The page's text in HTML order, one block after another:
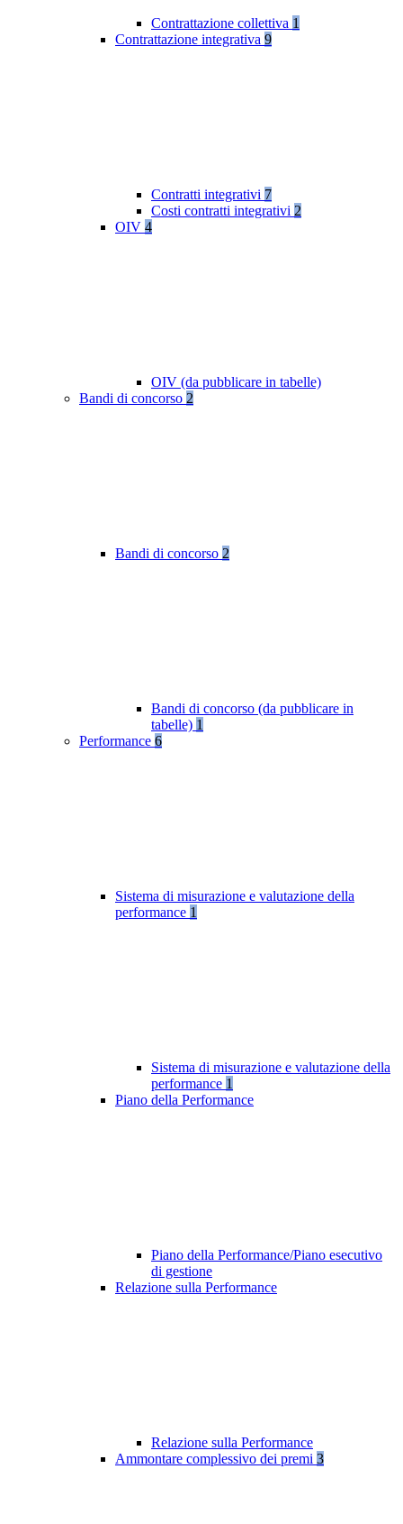
Contrattazione collettiva 1
Contrattazione integrativa 9
Contratti integrativi 7
Costi contratti integrativi 2
OIV 4
OIV (da pubblicare in tabelle)
Bandi di concorso 2
Bandi di concorso 2
Bandi di concorso (da pubblicare in
tabelle) 1
Performance 6
Sistema di misurazione e valutazione della
performance 1
Sistema di misurazione e valutazione della
performance 1
Piano della Performance
Piano della Performance/Piano esecutivo
di gestione
Relazione sulla Performance
Relazione sulla Performance
Ammontare complessivo dei premi 3